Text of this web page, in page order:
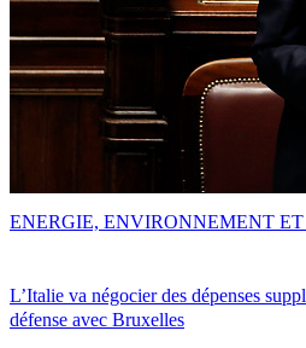
L’Italie va négocier des dépenses
défense avec Bruxelles
ENERGIE, ENVIRONNEMENT